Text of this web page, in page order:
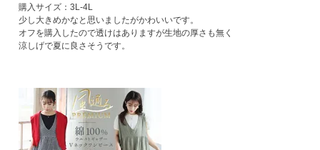
購入サイズ：3L-4L
少し大きめかなと思いましたがかわいいです。
オフを購入したので透けはありますが生地の厚さも無く